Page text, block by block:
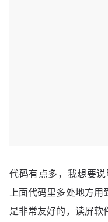
<tr
<td
代码有点多，我想要说
上面代码里多处地方
是非常友好的，读屏软